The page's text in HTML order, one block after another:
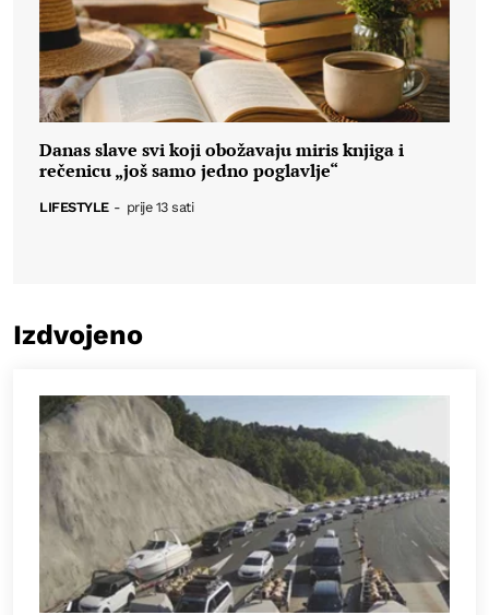
Danas slave svi koji obožavaju miris knjiga i
rečenicu „još samo jedno poglavlje“
LIFESTYLE - prije 13 sati
Izdvojeno